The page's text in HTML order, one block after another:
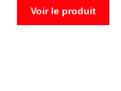
Voir le produit